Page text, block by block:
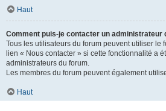
Haut
Comment puis-je contacter un administrateur
Tous les utilisateurs du forum peuvent utiliser le
lien « Nous contacter » si cette fonctionnalité a
administrateurs du forum.
Les membres du forum peuvent également
Haut